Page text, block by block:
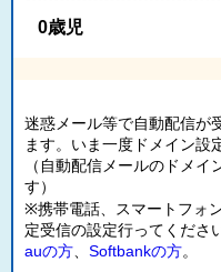
0歳児
迷惑メール等で自動配信が
ます。いま一度ドメイン設
（自動配信メールのドメ
す）
※携帯電話、スマートフォ
定受信の設定行ってくださ
auの方
Softbankの方。